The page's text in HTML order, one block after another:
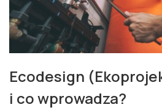
Ecodesign
i co wprowadza?